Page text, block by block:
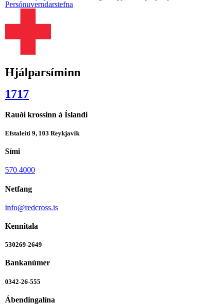
Persónuverndarstefna
Hjálparsíminn
1717
Rauði krossinn á Íslandi
Efstaleiti 9, 103 Reykjavík
Sími
570 4000
Netfang
info@redcross.is
Kennitala
530269-2649
Bankanúmer
0342-26-555
Ábendingalína